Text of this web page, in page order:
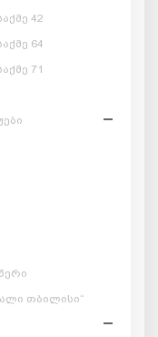
42
64
71
თბილისი“